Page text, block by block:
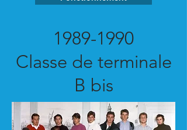
1989-1990
Classe de terminale
B bis